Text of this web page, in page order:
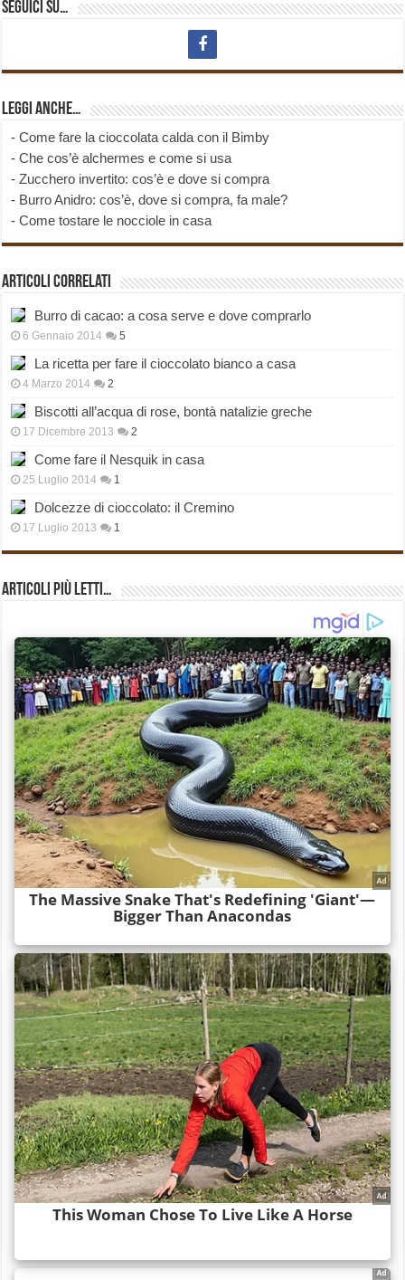
Seguici su…
Leggi anche…
-Come fare la cioccolata calda con il Bimby
-Che cos’è alchermes e come si usa
-Zucchero invertito: cos’è e dove si compra
- Burro Anidro: cos’è, dove si compra, fa male?
-Come tostare le nocciole in casa
Articoli correlati
Burro di cacao: a cosa serve e dove comprarlo
6 Gennaio 2014 5
La ricetta per fare il cioccolato bianco a casa
4 Marzo 2014 2
Biscotti all’acqua di rose, bontà natalizie greche
17 Dicembre 2013 2
Come fare il Nesquik in casa
25 Luglio 2014 1
Dolcezze di cioccolato: il Cremino
17 Luglio 2013 1
Articoli più Letti…